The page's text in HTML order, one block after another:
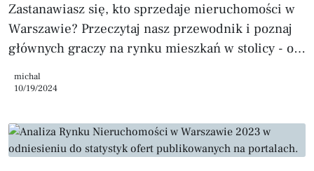
Zastanawiasz się, kto sprzedaje nieruchomości w
Warszawie? Przeczytaj nasz przewodnik i poznaj
głównych graczy na rynku mieszkań w stolicy - od
michal
10/19/2024